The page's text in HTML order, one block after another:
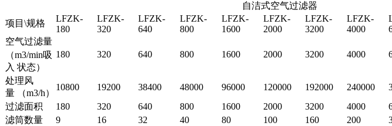
自洁式空气过滤器
项目\规格
LFZK-
180
LFZK-
320
LFZK-
640
LFZK-
800
LFZK-
1600
LFZK-
2000
LFZK-
3200
LFZK-
4000
空气过滤量
180
320 640 800 1600 2000 3200 4000
（m3/min吸
入 状态）
处理风
量 （m3/h）
10800 19200 38400 48000 96000 120000 192000 240000
过滤面积
180 320 640 800 1600 2000 3200 4000
滤筒数量
9 16 32 40 80 100 160 200